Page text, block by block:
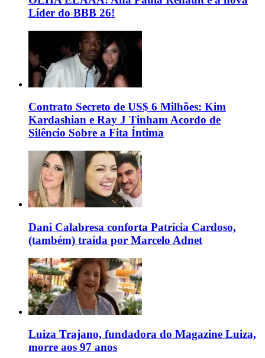
Líder do BBB 26!
Contrato Secreto de US$ 6 Milhões: Kim
Kardashian e Ray J Tinham Acordo de
Silêncio Sobre a Fita Íntima
Dani Calabresa conforta Patrícia Cardoso,
(também) traída por Marcelo Adnet
Luiza Trajano, fundadora do Magazine Luiza,
morre aos 97 anos